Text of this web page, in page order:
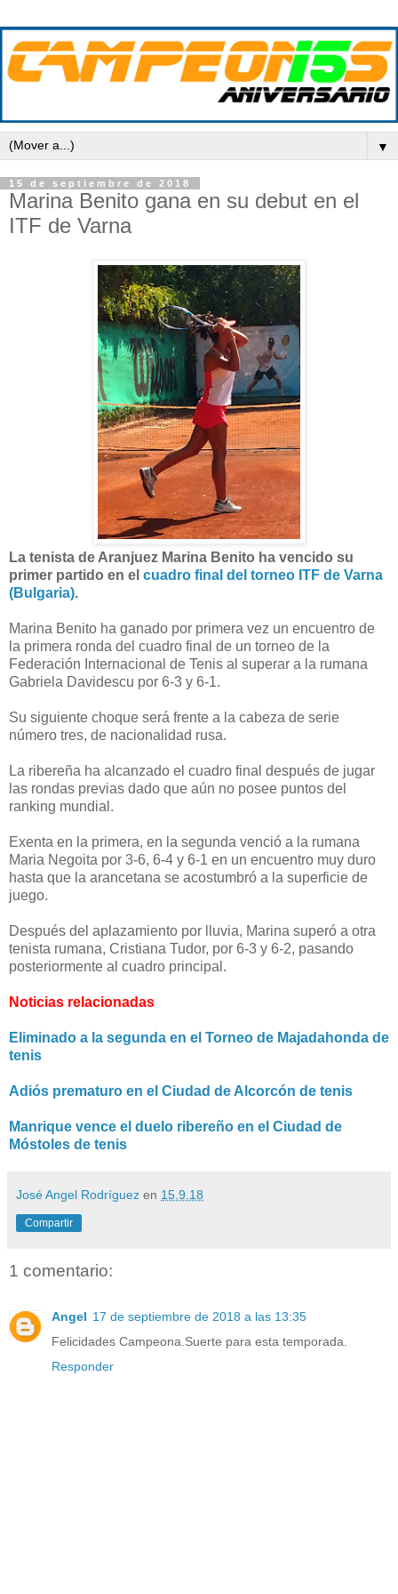
▼
15 de septiembre de 2018
Marina Benito gana en su debut en el
ITF de Varna
La tenista de Aranjuez Marina Benito ha vencido su
primer partido en el cuadro final del torneo ITF de Varna
(Bulgaria).
Marina Benito ha ganado por primera vez un encuentro de
la primera ronda del cuadro final de un torneo de la
Federación Internacional de Tenis al superar a la rumana
Gabriela Davidescu por 6-3 y 6-1.
Su siguiente choque será frente a la cabeza de serie
número tres, de nacionalidad rusa.
La ribereña ha alcanzado el cuadro final después de jugar
las rondas previas dado que aún no posee puntos del
ranking mundial.
Exenta en la primera, en la segunda venció a la rumana
Maria Negoita por 3-6, 6-4 y 6-1 en un encuentro muy duro
hasta que la arancetana se acostumbró a la superficie de
juego.
Después del aplazamiento por lluvia, Marina superó a otra
tenista rumana, Cristiana Tudor, por 6-3 y 6-2, pasando
posteriormente al cuadro principal.
Noticias relacionadas
Eliminado a la segunda en el Torneo de Majadahonda de
tenis
Adiós prematuro en el Ciudad de Alcorcón de tenis
Manrique vence el duelo ribereño en el Ciudad de
Móstoles de tenis
José Angel Rodríguez en 15.9.18
Compartir
1 comentario:
Angel 17 de septiembre de 2018 a las 13:35
Felicidades Campeona.Suerte para esta temporada.
Responder